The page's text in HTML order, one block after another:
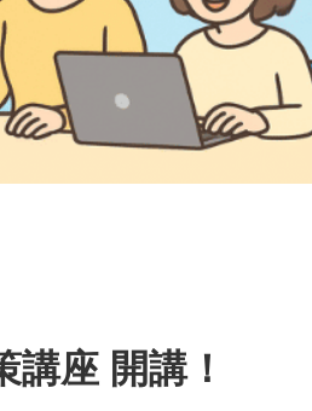
座 開講！